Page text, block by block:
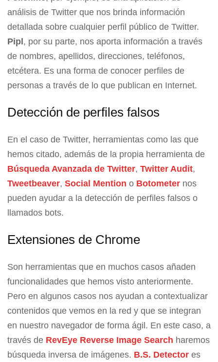
análisis de Twitter que nos brinda información
detallada sobre cualquier perfil público de Twitter.
Pipl , por su parte, nos aporta información a través
de nombres, apellidos, direcciones, teléfonos,
etcétera. Es una forma de conocer perfiles de
personas a través de lo que publican en Internet.
Detección de perfiles falsos
En el caso de Twitter, herramientas como las que
hemos citado, además de la propia herramienta de
Búsqueda Avanzada de Twitter, Twitter Audit,
Tweetbeaver, Social Mention o Botometer nos
pueden ayudar a la detección de perfiles falsos o
llamados bots.
Extensiones de Chrome
Son herramientas que en muchos casos añaden
funcionalidades que hemos visto anteriormente.
Pero en algunos casos nos ayudan a contextualizar
contenidos que vemos en la red y que se integran
en nuestro navegador de forma ágil. En este caso, a
través de RevEye Reverse Image Search haremos
búsqueda inversa de imágenes. B.S. Detector es